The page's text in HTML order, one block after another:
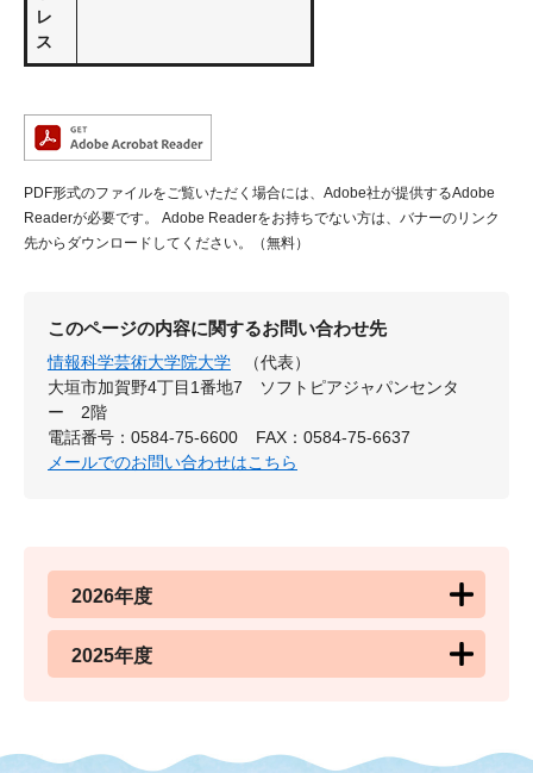
レ
ス
PDF形式のファイルをご覧いただく場合には、Adobe社が提供するAdobe
Readerが必要です。
Adobe Readerをお持ちでない方は、バナーのリンク
先からダウンロードしてください。（無料）
このページの内容に関するお問い合わせ先
情報科学芸術大学院大学
（代表）
大垣市加賀野4丁目1番地7 ソフトピアジャパンセンタ
ー 2階
電話番号：0584-75-6600
FAX：0584-75-6637
メールでのお問い合わせはこちら
2026年度
2025年度